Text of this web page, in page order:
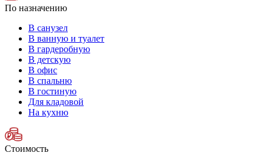
По назначению
В санузел
В ванную и туалет
В гардеробную
В детскую
В офис
В спальню
В гостиную
Для кладовой
На кухню
Стоимость